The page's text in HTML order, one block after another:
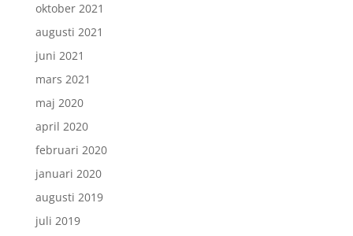
oktober 2021
augusti 2021
juni 2021
mars 2021
maj 2020
april 2020
februari 2020
januari 2020
augusti 2019
juli 2019